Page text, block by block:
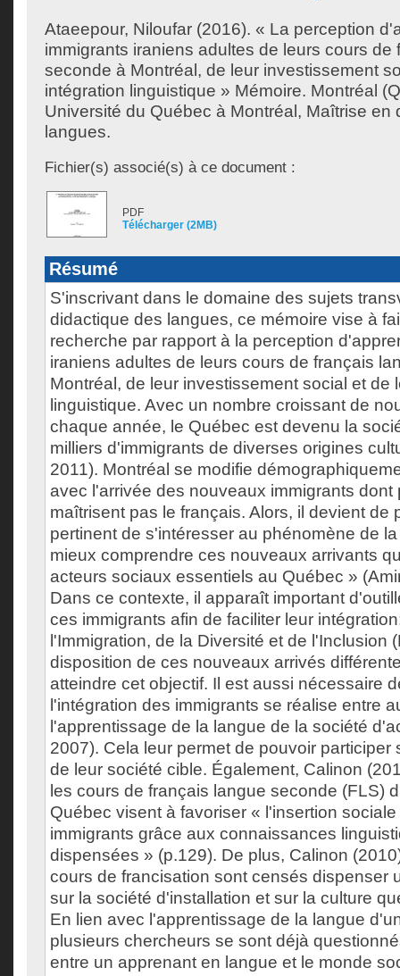
Ataeepour, Niloufar (2016). « La perception
immigrants iraniens adultes de leurs cours de
seconde à Montréal, de leur investissement
intégration linguistique » Mémoire. Montréal
Université du Québec à Montréal, Maîtrise en
langues.
Fichier(s) associé(s) à ce document :
PDF
Télécharger (2MB)
Résumé
S'inscrivant dans le domaine des sujets
didactique des langues, ce mémoire vise à
recherche par rapport à la perception
iraniens adultes de leurs cours de français
Montréal, de leur investissement social et de
linguistique. Avec un nombre croissant de
chaque année, le Québec est devenu la
milliers d'immigrants de diverses origines
2011). Montréal se modifie
avec l'arrivée des nouveaux immigrants dont
maîtrisent pas le français. Alors, il devient de
pertinent de s'intéresser au phénomène de
mieux comprendre ces nouveaux arrivants
acteurs sociaux essentiels au Québec »
Dans ce contexte, il apparaît important
ces immigrants afin de faciliter leur
l'Immigration, de la Diversité et de l'Inclusion
disposition de ces nouveaux arrivés
atteindre cet objectif. Il est aussi nécessaire
l'intégration des immigrants se réalise entre
l'apprentissage de la langue de la société
2007). Cela leur permet de pouvoir participer
de leur société cible. Également, Calinon
les cours de français langue seconde (FLS)
Québec visent à favoriser « l'insertion
immigrants grâce aux connaissances
dispensées » (p.129). De plus, Calinon
cours de francisation sont censés dispenser
sur la société d'installation et sur la culture
En lien avec l'apprentissage de la langue
plusieurs chercheurs se sont déjà
entre un apprenant en langue et le monde